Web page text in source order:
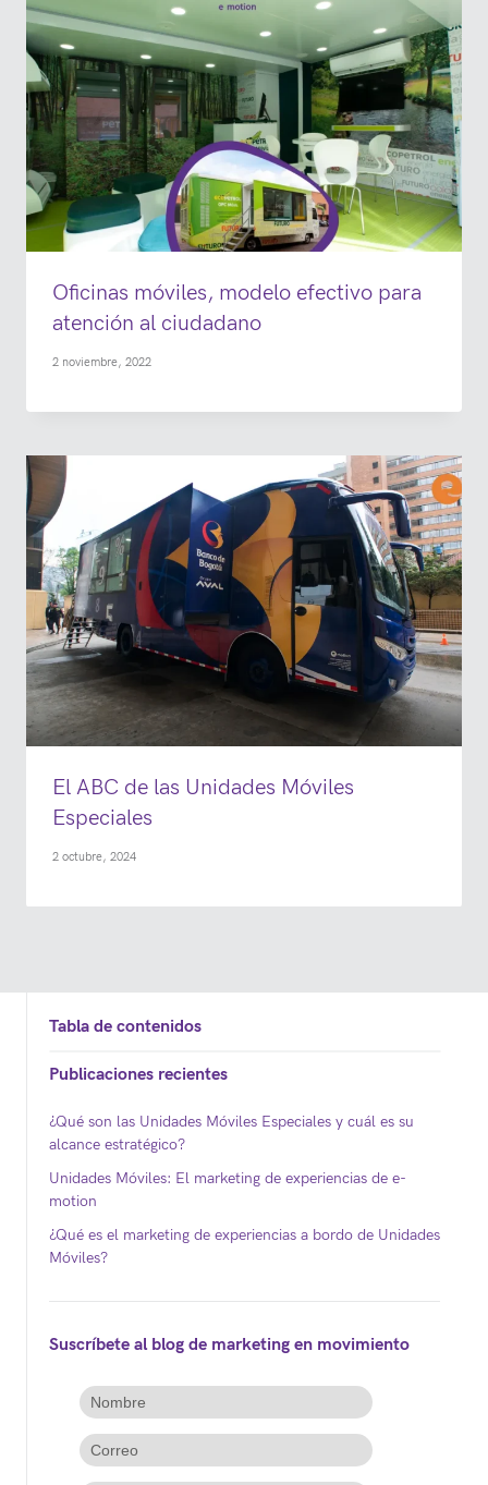
Oficinas móviles, modelo efectivo para
atención al ciudadano
2 noviembre, 2022
El ABC de las Unidades Móviles
Especiales
2 octubre, 2024
Tabla de contenidos
Publicaciones recientes
¿Qué son las Unidades Móviles Especiales y cuál es su
alcance estratégico?
Unidades Móviles: El marketing de experiencias de e-
motion
¿Qué es el marketing de experiencias a bordo de Unidades
Móviles?
Suscríbete al blog de marketing en movimiento